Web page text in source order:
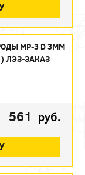
МР-3 D 3ММ
ЛЭЗ-ЗАКАЗ
561 руб.